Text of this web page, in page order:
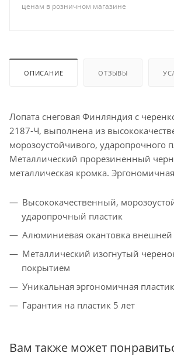
ценам в розничном магазине
ОПИСАНИЕ ОТЗЫВЫ
Лопата снеговая Финляндия с
2187-Ч, выполнена из
морозоустойчивого, ударопрочного
Металлический прорезиненный
металлическая кромка.
Высококачественный,
ударопрочный пластик
Алюминиевая окантовка
Металлический изогнутый
покрытием
Уникальная эргономичная
Гарантия на пластик 5 лет
Вам также может